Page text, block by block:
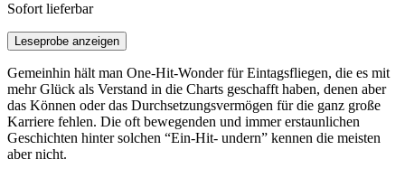
Sofort lieferbar
Leseprobe anzeigen
Gemeinhin hält man One-Hit-Wonder für Eintagsfliegen, die es mit
mehr Glück als Verstand in die Charts geschafft haben, denen aber
das Können oder das Durchsetzungsvermögen für die ganz große
Karriere fehlen. Die oft bewegenden und immer erstaunlichen
Geschichten hinter solchen “Ein-Hit- undern” kennen die meisten
aber nicht.